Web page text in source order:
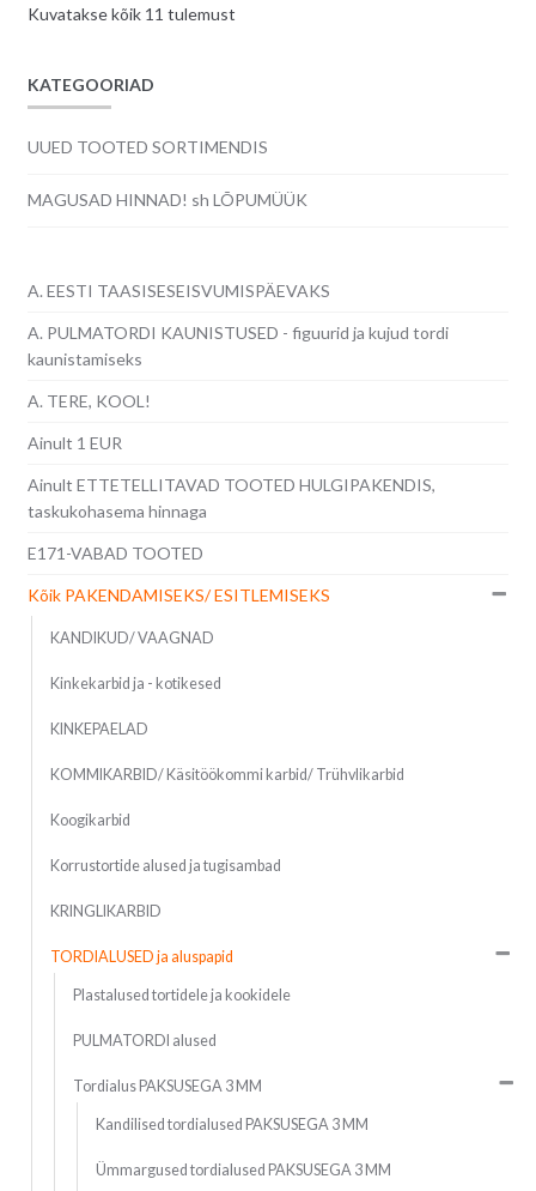
Kuvatakse kõik 11 tulemustSorditud
KATEGOORIAD
UUED TOOTED SORTIMENDIS
MAGUSAD HINNAD! sh LÕPUMÜÜK
A. EESTI TAASISESEISVUMISPÄEVAKS
A. PULMATORDI KAUNISTUSED - figuurid ja kujud tordi
kaunistamiseks
A. TERE, KOOL!
Ainult 1 EUR
Ainult ETTETELLITAVAD TOOTED HULGIPAKENDIS,
taskukohasema hinnaga
E171-VABAD TOOTED
Kõik PAKENDAMISEKS/ ESITLEMISEKS
KANDIKUD/ VAAGNAD
Kinkekarbid ja - kotikesed
KINKEPAELAD
KOMMIKARBID/ Käsitöökommi karbid/ Trühvlikarbid
Koogikarbid
Korrustortide alused ja tugisambad
KRINGLIKARBID
TORDIALUSED ja aluspapid
Plastalused tortidele ja kookidele
PULMATORDI alused
Tordialus PAKSUSEGA 3 MM
Kandilised tordialused PAKSUSEGA 3 MM
Ümmargused tordialused PAKSUSEGA 3 MM